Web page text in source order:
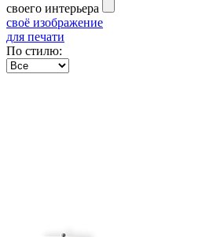
своего интерьера
своё изображение
для печати
По стилю: